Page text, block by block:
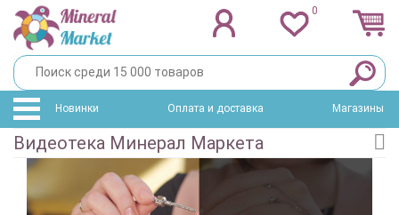
0
Новинки Оплата и доставка Магазины
Видеотека Минерал Маркета